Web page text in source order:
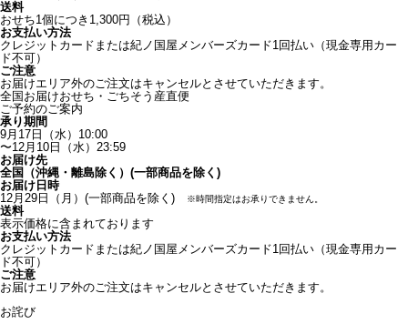
送料
おせち1個につき1,300円（税込）
お支払い方法
クレジットカードまたは紀ノ国屋メンバーズカード1回払い （現金専用カー
ド不可）
ご注意
お届けエリア外のご注文はキャンセルとさせていただきます。
全国お届けおせち・ごちそう産直便
ご予約のご案内
承り期間
9月17日（水）10:00
〜12月10日（水）23:59
お届け先
全国（沖縄・離島除く）(一部商品を除く)
お届け日時
12月29日（月）(一部商品を除く)
※時間指定はお承りできません。
送料
表示価格に含まれております
お支払い方法
クレジットカードまたは紀ノ国屋メンバーズカード1回払い （現金専用カー
ド不可）
ご注意
お届けエリア外のご注文はキャンセルとさせていただきます。
お詫び